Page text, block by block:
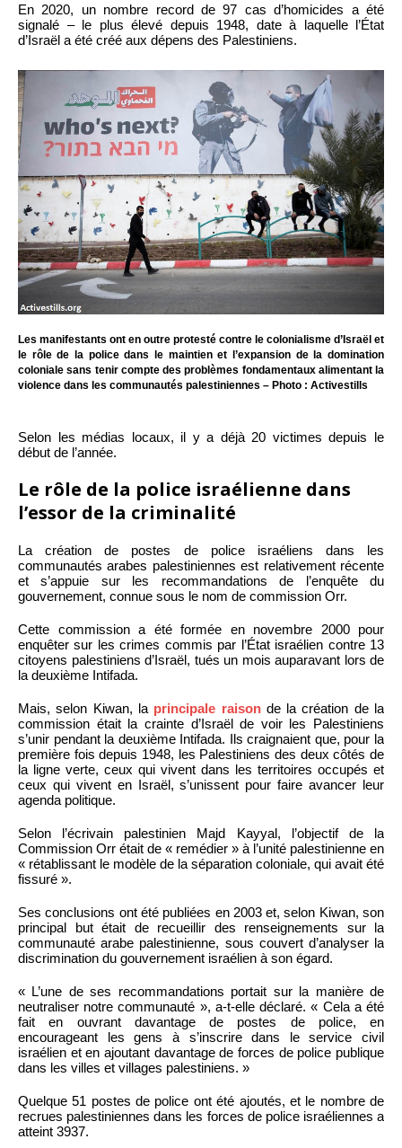
En 2020, un nombre record de 97 cas d’homicides a été
signalé – le plus élevé depuis 1948, date à laquelle l’État
d’Israël a été créé aux dépens des Palestiniens.
Les manifestants ont en outre protesté contre le colonialisme d’Israël et
le rôle de la police dans le maintien et l’expansion de la domination
coloniale sans tenir compte des problèmes fondamentaux alimentant la
violence dans les communautés palestiniennes – Photo : Activestills
Selon les médias locaux, il y a déjà 20 victimes depuis le
début de l’année.
Le rôle de la police israélienne dans
l’essor de la criminalité
La création de postes de police israéliens dans les
communautés arabes palestiniennes est relativement récente
et s’appuie sur les recommandations de l’enquête du
gouvernement, connue sous le nom de commission Orr.
Cette commission a été formée en novembre 2000 pour
enquêter sur les crimes commis par l’État israélien contre 13
citoyens palestiniens d’Israël, tués un mois auparavant lors de
la deuxième Intifada.
Mais, selon Kiwan, la principale raisonde la création de la
commission était la crainte d’Israël de voir les Palestiniens
s’unir pendant la deuxième Intifada. Ils craignaient que, pour la
première fois depuis 1948, les Palestiniens des deux côtés de
la ligne verte, ceux qui vivent dans les territoires occupés et
ceux qui vivent en Israël, s’unissent pour faire avancer leur
agenda politique.
Selon l’écrivain palestinien Majd Kayyal, l’objectif de la
Commission Orr était de « remédier » à l’unité palestinienne en
« rétablissant le modèle de la séparation coloniale, qui avait été
fissuré ».
Ses conclusions ont été publiées en 2003 et, selon Kiwan, son
principal but était de recueillir des renseignements sur la
communauté arabe palestinienne, sous couvert d’analyser la
discrimination du gouvernement israélien à son égard.
« L’une de ses recommandations portait sur la manière de
neutraliser notre communauté », a-t-elle déclaré. « Cela a été
fait en ouvrant davantage de postes de police, en
encourageant les gens à s’inscrire dans le service civil
israélien et en ajoutant davantage de forces de police publique
dans les villes et villages palestiniens. »
Quelque 51 postes de police ont été ajoutés, et le nombre de
recrues palestiniennes dans les forces de police israéliennes a
atteint 3937.